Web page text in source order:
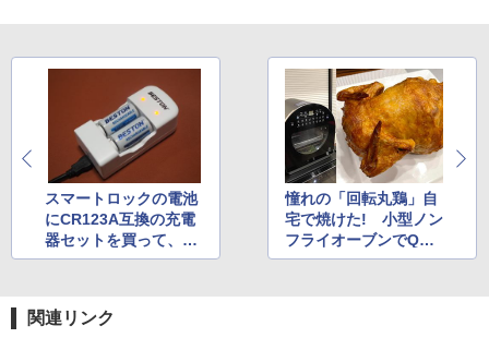
スマートロックの電池
にCR123A互換の充電
器セットを買って、大
幅コストカットにな
憧れの「回転丸鶏」自
宅で焼けた! 小型ノン
フライオーブンでQOL
爆上がり
関連リンク